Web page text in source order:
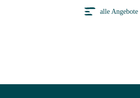
alle Angebote